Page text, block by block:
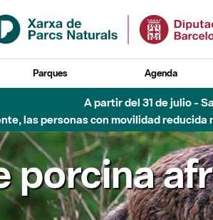
Parques Agenda
6 de agosto - Parque
porcina